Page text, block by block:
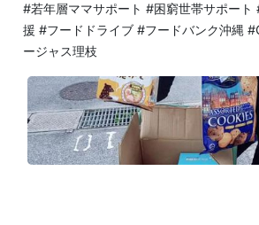
#若年層ママサポート #困窮世帯サポート
援 #フードドライブ #フードバンク沖縄
ージャス理枝